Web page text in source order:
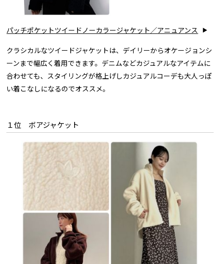
パッチポケットツイードノーカラージャケット／アニュアンス
クラシカルなツイードジャケットは、デイリーからオケージョンシ
ーンまで幅広く着用できます。デニムなどカジュアルなアイテムに
合わせても、スタイリングが格上げしカジュアルコーデも大人っぽ
い着こなしになるのでオススメ。
１位 ボアジャケット